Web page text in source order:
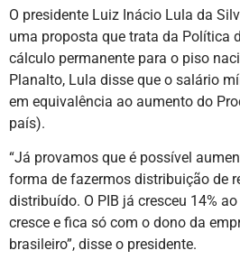
O presidente Luiz Inácio Lula da
uma proposta que trata da Política
cálculo permanente para o piso
Planalto, Lula disse que o salário
em equivalência ao aumento do
país).
“Já provamos que é possível
forma de fazermos distribuição de
distribuído. O PIB já cresceu 14%
cresce e fica só com o dono da
brasileiro”, disse o presidente.